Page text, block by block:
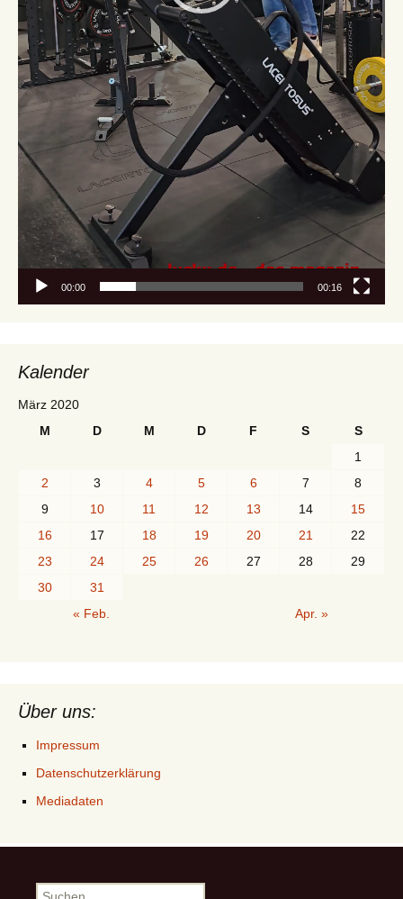
00:00 00:16
Kalender
März 2020
M
D M D F S
S
1
2
3 4 5 6 7
8
9
10 11 12 13 14
15
16
17 18 19 20 21
22
23
24 25 26 27 28
29
30
31
« Feb.
Apr. »
Über uns:
Impressum
Datenschutzerklärung
Mediadaten
Suchen